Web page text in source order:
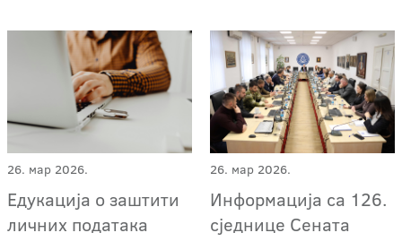
26. мар 2026.
Едукација о заштити
личних података
26. мар 2026.
Информација са 126.
сједнице Сената